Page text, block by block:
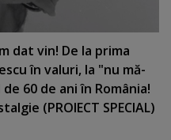
dat vin! De la prima
în valuri, la "nu mă-
60 de ani în România!
(PROIECT SPECIAL)